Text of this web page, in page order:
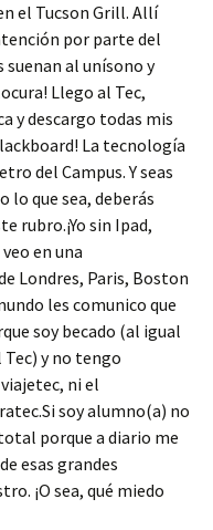
el Tucson Grill. Allí
por parte del
al unísono y
Llego al Tec,
y descargo todas mis
La tecnología
del Campus. Y seas
lo que sea, deberás
rubro.¡Yo sin Ipad,
en una
Londres, Paris, Boston
les comunico que
soy becado (al igual
y no tengo
ni el
soy alumno(a) no
porque a diario me
esas grandes
¡O sea, qué miedo